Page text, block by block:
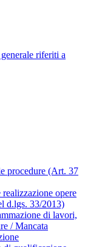
riferiti a
procedure (Art. 37
opere
d.lgs. 33/2013)
di lavori,
/ Mancata